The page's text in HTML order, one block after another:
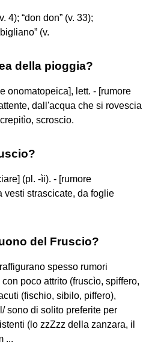
4); “don don” (v. 33);
(v.
della pioggia?
onomatopeica], lett. - [rumore
dall'acqua che si rovescia
scroscio.
(pl. -ìi). - [rumore
vesti strascicate, da foglie
del Fruscio?
spesso rumori
poco attrito (fruscìo, spiffero,
(fischio, sibilo, piffero),
sono di solito preferite per
(lo zzZzz della zanzara, il
...